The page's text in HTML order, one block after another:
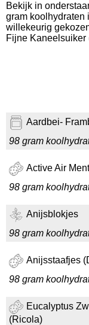
Bekijk in
gram koolhydraten
willekeurig
Fijne Kaneelsuiker
Aardbei-
98 gram
Active Air
98 gram
Anijsblokjes
98 gram
Anijsstaafjes
98 gram
Eucalyptus
(Ricola)